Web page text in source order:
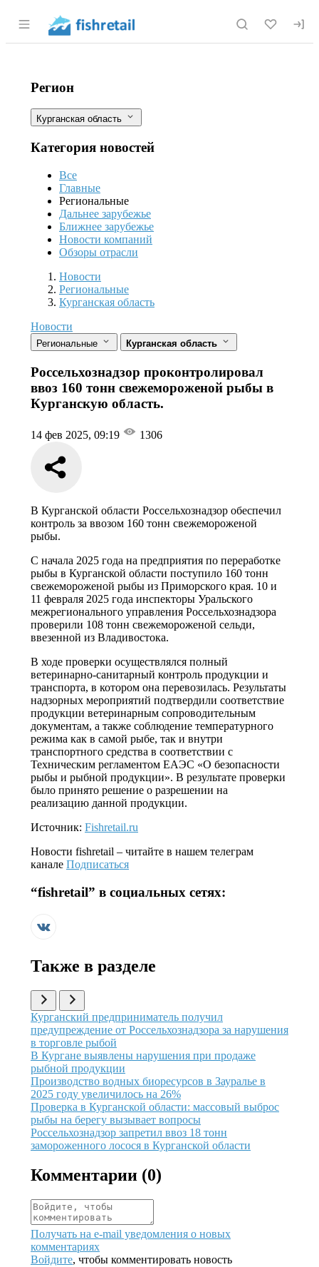
Раздел навигации по сайту fishretail.ru
Россельхознадзор
Фильтры
Регион
Курганская область
Категория новостей
Все
Главные
Региональные
Дальнее зарубежье
Ближнее зарубежье
Новости компаний
Обзоры отрасли
Новости
Разделы
Новости
Региональные
Курганская область
Новости
Региональные Курганская область
Россельхознадзор проконтролировал
ввоз 160 тонн свежемороженой рыбы в
Курганскую область.
14 фев 2025, 09:19 1306
В Курганской области Россельхознадзор обеспечил
контроль за ввозом 160 тонн свежемороженой
рыбы.
С начала 2025 года на предприятия по переработке
рыбы в Курганской области поступило 160 тонн
свежемороженой рыбы из Приморского края. 10 и
11 февраля 2025 года инспекторы Уральского
межрегионального управления Россельхознадзора
проверили 108 тонн свежемороженой сельди,
ввезенной из Владивостока.
В ходе проверки осуществлялся полный
ветеринарно-санитарный контроль продукции и
транспорта, в котором она перевозилась. Результаты
надзорных мероприятий подтвердили соответствие
продукции ветеринарным сопроводительным
документам, а также соблюдение температурного
режима как в самой рыбе, так и внутри
транспортного средства в соответствии с
Техническим регламентом ЕАЭС «О безопасности
рыбы и рыбной продукции». В результате проверки
было принято решение о разрешении на
реализацию данной продукции.
Источник: Fishretail.ru
Новости fishretail – читайте в нашем телеграм
канале Подписаться
“fishretail” в социальных сетях:
Также в разделе
Иллюстрация новости
Курганский предприниматель получил
предупреждение от Россельхознадзора за нарушения
в торговле рыбой
Иллюстрация новости
В Кургане выявлены нарушения при продаже
рыбной продукции
Иллюстрация новости
Производство водных биоресурсов в Зауралье в
2025 году увеличилось на 26%
Иллюстрация новости
Проверка в Курганской области: массовый выброс
рыбы на берегу вызывает вопросы
Иллюстрация новости
Россельхознадзор запретил ввоз 18 тонн
замороженного лосося в Курганской области
Комментарии (0)
Получать на e‑mail уведомления о новых
комментариях
Войдите, чтобы комментировать новость